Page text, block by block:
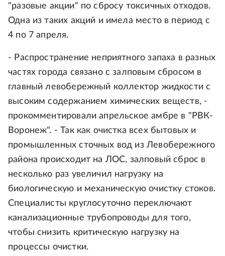
"разовые акции" по сбросу токсичных отходов.
Одна из таких акций и имела место в период с
4 по 7 апреля.
- Распространение неприятного запаха в разных
частях города связано с залповым сбросом в
главный левобережный коллектор жидкости с
высоким содержанием химических веществ, -
прокомментировали апрельское амбре в "РВК-
Воронеж". - Так как очистка всех бытовых и
промышленных сточных вод из Левобережного
района происходит на ЛОС, залповый сброс в
несколько раз увеличил нагрузку на
биологическую и механическую очистку стоков.
Специалисты круглосуточно переключают
канализационные трубопроводы для того,
чтобы снизить критическую нагрузку на
процессы очистки.